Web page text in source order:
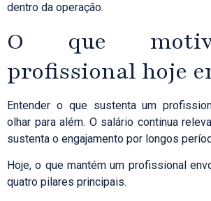
dentro da operação.
O que
profissional hoje
Entender o que sustenta um
olhar para além. O salário continua
sustenta o engajamento por longos
Hoje, o que mantém um profissional
quatro pilares principais.